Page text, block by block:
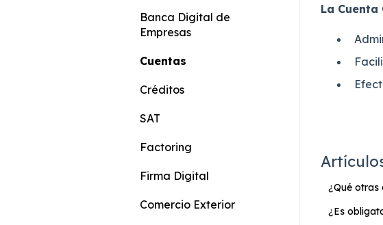
La
¿Qué otras
¿Es
Cuenta Más Online
Cuenta Ahorros
Cuenta Corriente
Cuenta Más
Beneficiario de Giros
Cuenta KIDS
Cuenta Joven
Banca Digital de
Empresas
Cuentas
Créditos
SAT
Factoring
Firma Digital
Comercio Exterior